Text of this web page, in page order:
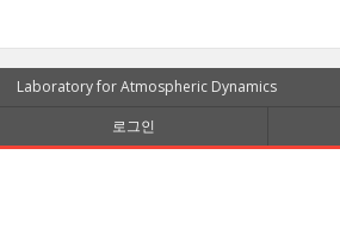
Laboratory for Atmospheric Dynamics
로그인